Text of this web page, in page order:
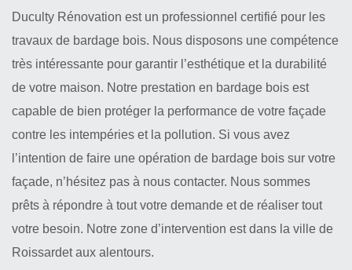
Duculty Rénovation est un professionnel certifié pour les
travaux de bardage bois. Nous disposons une compétence
très intéressante pour garantir l’esthétique et la durabilité
de votre maison. Notre prestation en bardage bois est
capable de bien protéger la performance de votre façade
contre les intempéries et la pollution. Si vous avez
l’intention de faire une opération de bardage bois sur votre
façade, n’hésitez pas à nous contacter. Nous sommes
prêts à répondre à tout votre demande et de réaliser tout
votre besoin. Notre zone d’intervention est dans la ville de
Roissardet aux alentours.